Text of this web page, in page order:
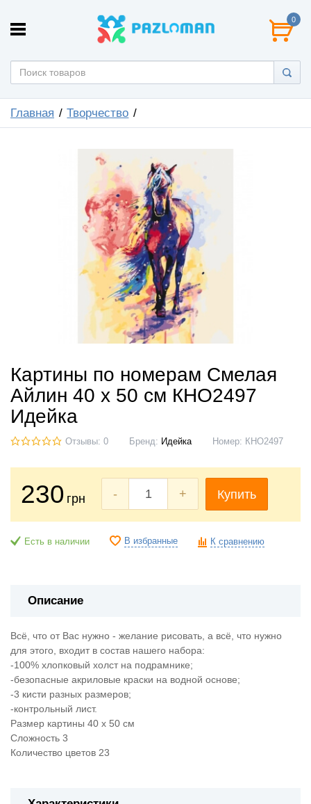
0
Главная Творчество
Картины по номерам Смелая
Айлин 40 х 50 см КНО2497
Идейка
Отзывы: 0 Бренд: Идейка Номер: КНО2497
230 грн - + Купить
Есть в наличии В избранные К сравнению
Описание
Всё, что от Вас нужно - желание рисовать, а всё, что нужно
для этого, входит в состав нашего набора:
-100% хлопковый холст на подрамнике;
-безопасные акриловые краски на водной основе;
-3 кисти разных размеров;
-контрольный лист.
Размер картины 40 х 50 см
Сложность 3
Количество цветов 23